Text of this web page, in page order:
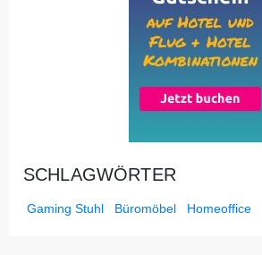
SCHLAGWÖRTER
Gaming Stuhl Büromöbel Homeoffice